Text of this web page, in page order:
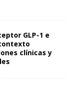
GLP-1 e
clínicas y